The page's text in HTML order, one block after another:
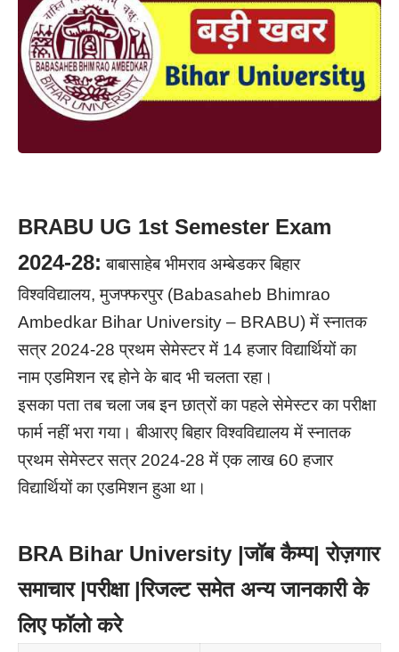
BRABU UG 1st Semester Exam
2024-28: बाबासाहेब भीमराव अम्बेडकर बिहार
विश्वविद्यालय, मुजफ्फरपुर (Babasaheb Bhimrao
Ambedkar Bihar University – BRABU) में स्नातक
सत्र 2024-28 प्रथम सेमेस्टर में 14 हजार विद्यार्थियों का
नाम एडमिशन रद्द होने के बाद भी चलता रहा।
इसका पता तब चला जब इन छात्रों का पहले सेमेस्टर का परीक्षा
फार्म नहीं भरा गया। बीआरए बिहार विश्वविद्यालय में स्नातक
प्रथम सेमेस्टर सत्र 2024-28 में एक लाख 60 हजार
विद्यार्थियों का एडमिशन हुआ था।
BRA Bihar University |जॉब कैम्प| रोज़गार
समाचार |परीक्षा |रिजल्ट समेत अन्य जानकारी के
लिए फॉलो करे